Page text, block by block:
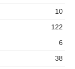
10
122
6
38